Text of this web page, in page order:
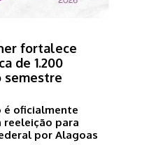
fortalece
de 1.200
semestre
é oficialmente
reeleição para
por Alagoas